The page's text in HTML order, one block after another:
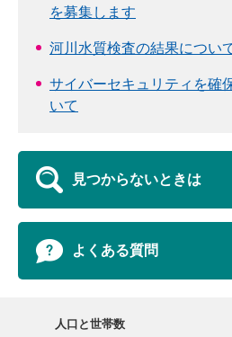
を募集します
河川水質検査の結果につい
サイバーセキュリティを確
いて
見つからないときは
よくある質問
人口と世帯数